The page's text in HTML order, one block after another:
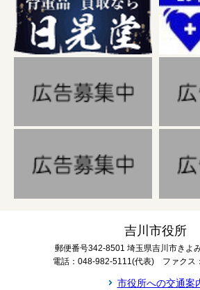
吉川市役所
郵便番号342-8501 埼玉県吉川市きよ
電話：048-982-5111(代表) ファクス
市役所への交通案